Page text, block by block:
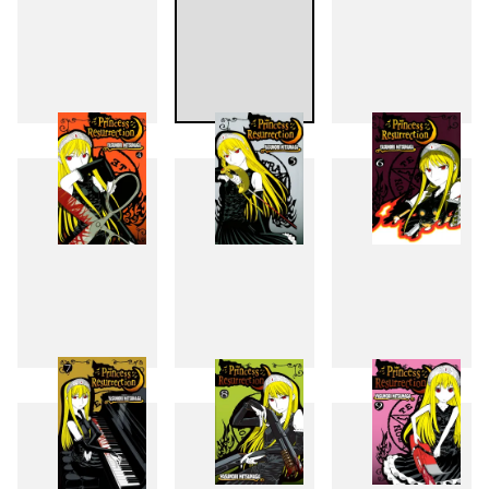
1 2 3
4 5 6